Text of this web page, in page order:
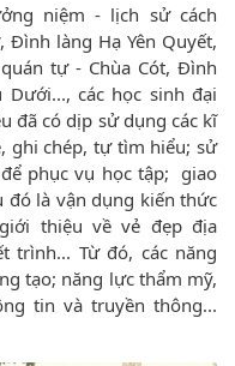
niệm - lịch sử cách
Đình làng Hạ Yên Quyết,
tự - Chùa Cót, Đình
Dưới..., các học sinh đại
đã có dịp sử dụng các kĩ
ghi chép, tự tìm hiểu; sử
phục vụ học tập; giao
đó là vận dụng kiến thức
thiệu về vẻ đẹp địa
trình... Từ đó, các năng
tạo; năng lực thẩm mỹ,
tin và truyền thông...